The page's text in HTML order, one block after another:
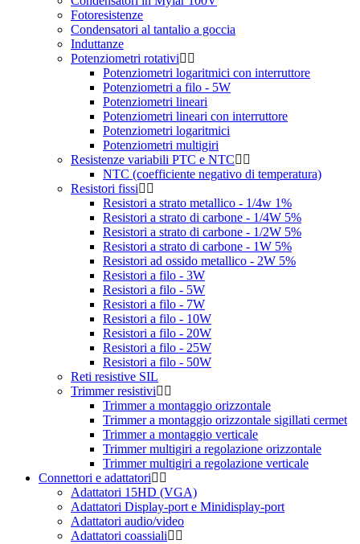
Fotoresistenze
Condensatori al tantalio a goccia
Induttanze
Potenziometri rotativi
Potenziometri logaritmici con interruttore
Potenziometri a filo - 5W
Potenziometri lineari
Potenziometri lineari con interruttore
Potenziometri logaritmici
Potenziometri multigiri
Resistenze variabili PTC e NTC
NTC (coefficiente negativo di temperatura)
Resistori fissi
Resistori a strato metallico - 1/4w 1%
Resistori a strato di carbone - 1/4W 5%
Resistori a strato di carbone - 1/2W 5%
Resistori a strato di carbone - 1W 5%
Resistori ad ossido metallico - 2W 5%
Resistori a filo - 3W
Resistori a filo - 5W
Resistori a filo - 7W
Resistori a filo - 10W
Resistori a filo - 20W
Resistori a filo - 25W
Resistori a filo - 50W
Reti resistive SIL
Trimmer resistivi
Trimmer a montaggio orizzontale
Trimmer a montaggio orizzontale sigillati cermet
Trimmer a montaggio verticale
Trimmer multigiri a regolazione orizzontale
Trimmer multigiri a regolazione verticale
Connettori e adattatori
Adattatori 15HD (VGA)
Adattatori Display-port e Minidisplay-port
Adattatori audio/video
Adattatori coassiali